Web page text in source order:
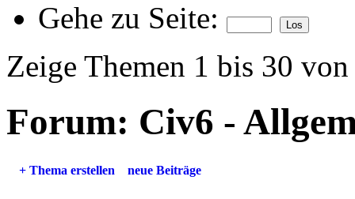
Gehe zu Seite:
Zeige Themen 1 bis 30
Forum: Civ6 -
+ Thema erstellen neue Beiträge